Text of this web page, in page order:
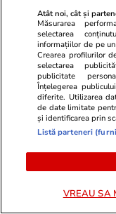
Motivul
elevă din rural
la Evaluarea
liceu
nebuloasă și
ULTIMELE
După 30 de
Atât noi, cât și
Măsurarea
selectarea
informațiilor de pe
Crearea profilurilor
selectarea
publicitate
Înțelegerea
diferite. Utilizarea
de date limitate
și identificarea prin
Listă parteneri
VREAU SA